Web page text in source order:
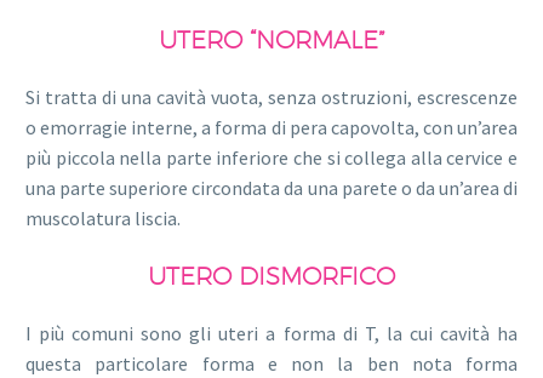
UTERO “NORMALE”
Si tratta di una cavità vuota, senza ostruzioni, escrescenze
o emorragie interne, a forma di pera capovolta, con un’area
più piccola nella parte inferiore che si collega alla cervice e
una parte superiore circondata da una parete o da un’area di
muscolatura liscia.
UTERO DISMORFICO
I più comuni sono gli uteri a forma di T, la cui cavità ha
questa particolare forma e non la ben nota forma